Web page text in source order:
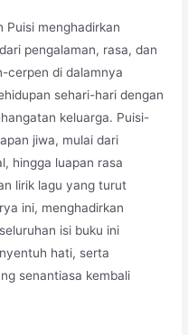
Puisi menghadirkan
pengalaman, rasa, dan
cerpen di dalamnya
sehari-hari dengan
keluarga. Puisi-
jiwa, mulai dari
hingga luapan rasa
lirik lagu yang turut
ini, menghadirkan
isi buku ini
hati, serta
senantiasa kembali